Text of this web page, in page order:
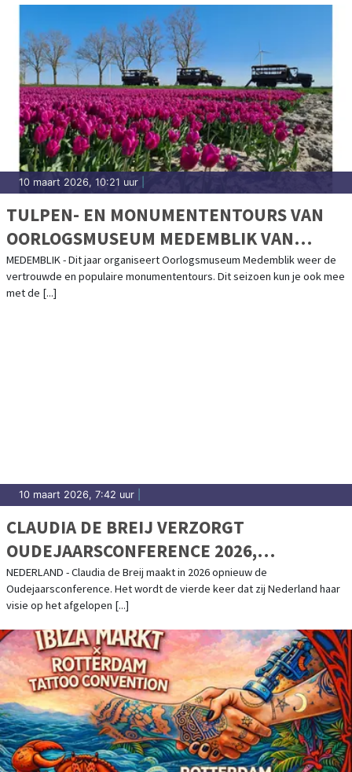
10 maart 2026, 10:21 uur
TULPEN- EN MONUMENTENTOURS VAN
OORLOGSMUSEUM MEDEMBLIK VAN
START!
MEDEMBLIK - Dit jaar organiseert Oorlogsmuseum Medemblik weer de
vertrouwde en populaire monumententours. Dit seizoen kun je ook mee
met de [...]
10 maart 2026, 7:42 uur
CLAUDIA DE BREIJ VERZORGT
OUDEJAARSCONFERENCE 2026,
KAARTVERKOOP START WOENSDAG
NEDERLAND - Claudia de Breij maakt in 2026 opnieuw de
Oudejaarsconference. Het wordt de vierde keer dat zij Nederland haar
visie op het afgelopen [...]